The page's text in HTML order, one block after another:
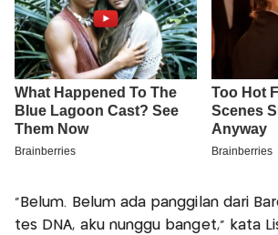
"Belum. Belum ada panggilan dari
tes DNA, aku nunggu banget," kata